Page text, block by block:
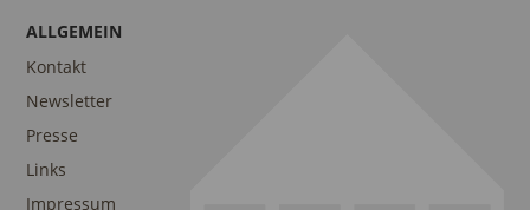
ALLGEMEIN
Kontakt
Newsletter
Presse
Links
Impressum